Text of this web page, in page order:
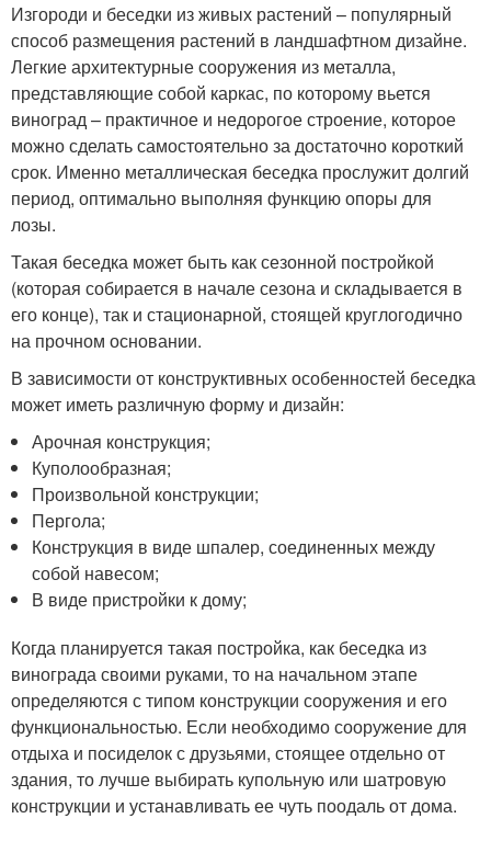
Изгороди и беседки из живых растений – популярный
способ размещения растений в ландшафтном дизайне.
Легкие архитектурные сооружения из металла,
представляющие собой каркас, по которому вьется
виноград – практичное и недорогое строение, которое
можно сделать самостоятельно за достаточно короткий
срок. Именно металлическая беседка прослужит долгий
период, оптимально выполняя функцию опоры для
лозы.
Такая беседка может быть как сезонной постройкой
(которая собирается в начале сезона и складывается в
его конце), так и стационарной, стоящей круглогодично
на прочном основании.
В зависимости от конструктивных особенностей беседка
может иметь различную форму и дизайн:
Арочная конструкция;
Куполообразная;
Произвольной конструкции;
Пергола;
Конструкция в виде шпалер, соединенных между
собой навесом;
В виде пристройки к дому;
Когда планируется такая постройка, как беседка из
винограда своими руками, то на начальном этапе
определяются с типом конструкции сооружения и его
функциональностью. Если необходимо сооружение для
отдыха и посиделок с друзьями, стоящее отдельно от
здания, то лучше выбирать купольную или шатровую
конструкции и устанавливать ее чуть поодаль от дома.